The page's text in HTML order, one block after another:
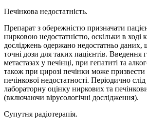
Печінкова недостатність.
Препарат з обережністю призначати
нирковою недостатністю, оскільки в ході
досліджень одержано недостатньо даних,
точні дози для таких пацієнтів. Введення
метастазах у печінці, при гепатиті та
також при цирозі печінки може призвести
печінкової недостатності. Періодично
лабораторну оцінку ниркових та
(включаючи вірусологічні дослідження).
Супутня радіотерапія.